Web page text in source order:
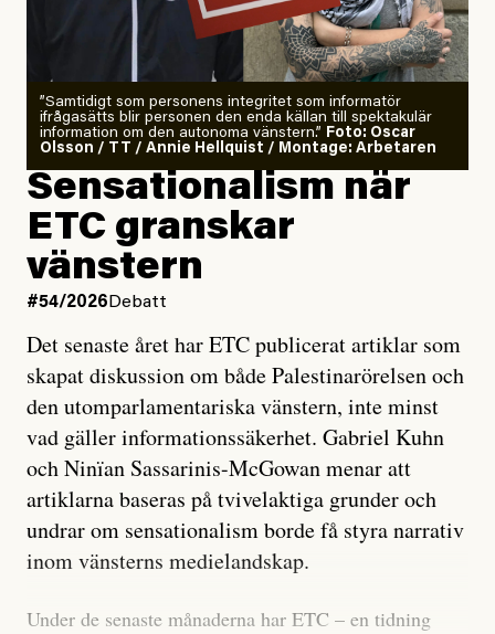
”Samtidigt som personens integritet som informatör
ifrågasätts blir personen den enda källan till spektakulär
information om den autonoma vänstern.” Foto: Oscar
Olsson / TT / Annie Hellquist / Montage: Arbetaren
Sensationalism när
ETC granskar
vänstern
#54/2026 Debatt
Det senaste året har ETC publicerat artiklar som
skapat diskussion om både Palestinarörelsen och
den utomparlamentariska vänstern, inte minst
vad gäller informationssäkerhet. Gabriel Kuhn
och Ninïan Sassarinis-McGowan menar att
artiklarna baseras på tvivelaktiga grunder och
undrar om sensationalism borde få styra narrativ
inom vänsterns medielandskap.
Under de senaste månaderna har ETC – en tidning